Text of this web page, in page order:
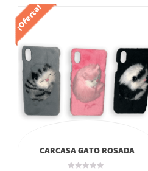
¡Oferta!
CARCASA GATO ROSADA
PELUCHE IPHONE